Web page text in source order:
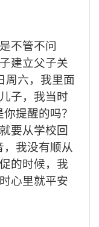
不管不问
建立父子关
周六，我里面
子，我当时
提醒的吗？
要从学校回
，我没有顺从
的时候，我
心里就平安